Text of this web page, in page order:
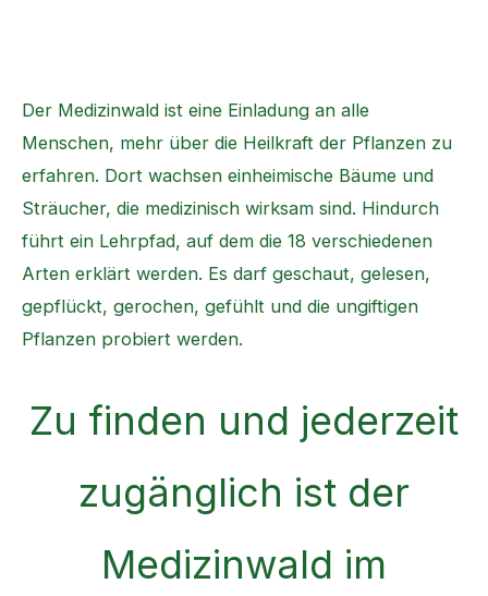
Der Medizinwald ist eine Einladung an alle
Menschen, mehr über die Heilkraft der Pflanzen zu
erfahren. Dort wachsen einheimische Bäume und
Sträucher, die medizinisch wirksam sind. Hindurch
führt ein Lehrpfad, auf dem die 18 verschiedenen
Arten erklärt werden. Es darf geschaut, gelesen,
gepflückt, gerochen, gefühlt und die ungiftigen
Pflanzen probiert werden.
Zu finden und jederzeit
zugänglich ist der
Medizinwald im